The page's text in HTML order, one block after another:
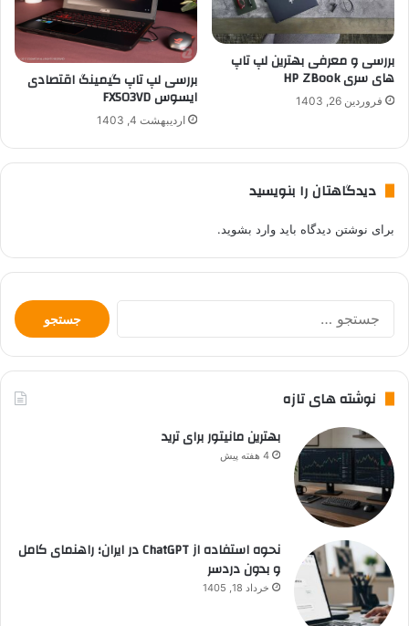
بررسی و معرفی بهترین لپ تاپ
های سری HP ZBook
فروردین 26, 1403
بررسی لپ تاپ گیمینگ اقتصادی
ایسوس FX503VD
اردیبهشت 4, 1403
دیدگاهتان را بنویسید
برای نوشتن دیدگاه باید وارد بشوید.
جستجو
برای:
نوشته های تازه
بهترین مانیتور برای ترید
4 هفته پیش
نحوه استفاده از ChatGPT در ایران؛ راهنمای کامل
و بدون دردسر
خرداد 18, 1405